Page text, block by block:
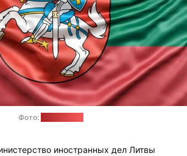
Фото:
иностранных дел Литвы